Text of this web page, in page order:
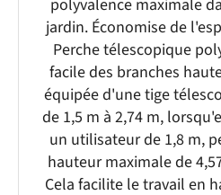
polyvalence maximale
jardin. Économise de
Perche télescopique
facile des branches
équipée d'une tige
de 1,5 m à 2,74 m,
un utilisateur de 1,8 m,
hauteur maximale de
Cela facilite le travail en